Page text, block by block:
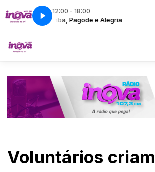
12:00 - 18:00
Samba, Pagode e Alegria
Voluntários criam